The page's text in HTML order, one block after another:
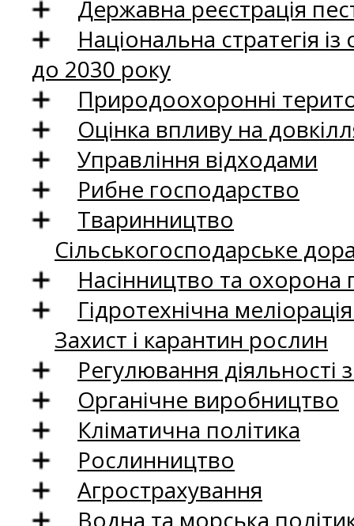
Державна реєстрація
Національна стратегія
до 2030 року
Природоохоронні
Оцінка впливу на
Управління відходами
Рибне господарство
Тваринництво
Сільськогосподарське
Насінництво та
Гідротехнічна
Захист і карантин рослин
Регулювання
Органічне виробництво
Кліматична політика
Рослинництво
Агрострахування
Водна та морська